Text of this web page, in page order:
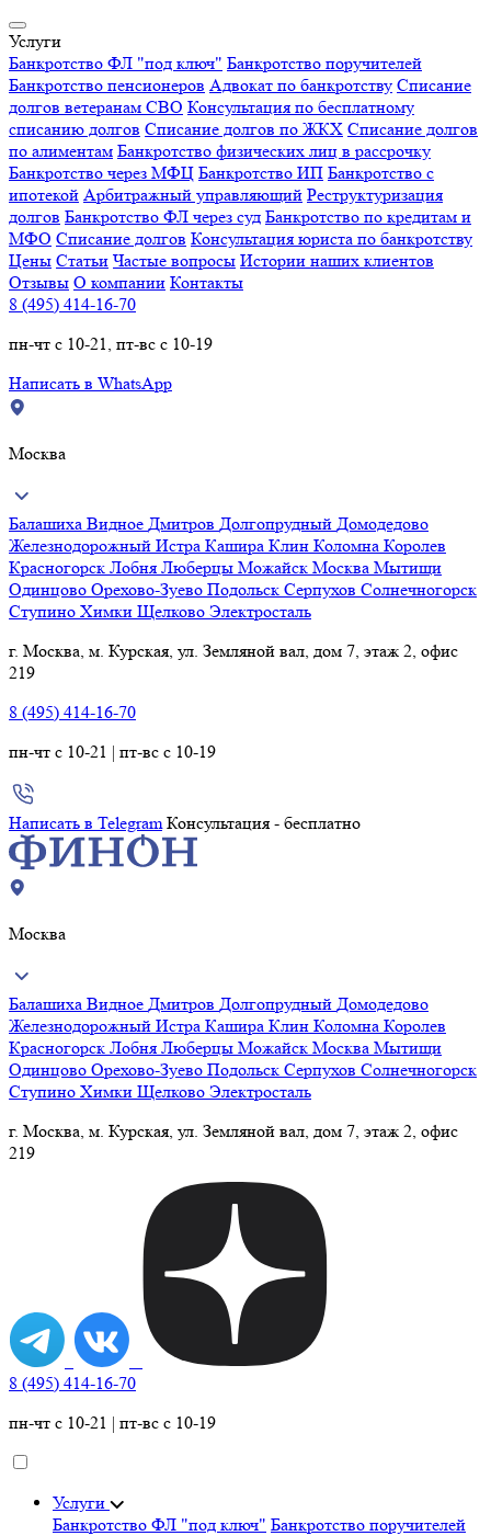
Услуги
Банкротство ФЛ "под ключ" Банкротство поручителей
Банкротство пенсионеров Адвокат по банкротству Списание
долгов ветеранам СВО Консультация по бесплатному
списанию долгов Списание долгов по ЖКХ Списание долгов
по алиментам Банкротство физических лиц в рассрочку
Банкротство через МФЦ Банкротство ИП Банкротство с
ипотекой Арбитражный управляющий Реструктуризация
долгов Банкротство ФЛ через суд Банкротство по кредитам и
МФО Списание долгов Консультация юриста по банкротству
Цены Статьи Частые вопросы Истории наших клиентов
Отзывы О компании Контакты
8 (495) 414-16-70
пн-чт с 10-21, пт-вс с 10-19
Написать в WhatsApp
Москва
Балашиха Видное Дмитров Долгопрудный Домодедово
Железнодорожный Истра Кашира Клин Коломна Королев
Красногорск Лобня Люберцы Можайск Москва Мытищи
Одинцово Орехово-Зуево Подольск Серпухов Солнечногорск
Ступино Химки Щелково Электросталь
г. Москва, м. Курская, ул. Земляной вал, дом 7, этаж 2, офис
219
8 (495) 414-16-70
пн-чт с 10-21 | пт-вс с 10-19
Написать в Telegram Консультация - бесплатно
Москва
Балашиха Видное Дмитров Долгопрудный Домодедово
Железнодорожный Истра Кашира Клин Коломна Королев
Красногорск Лобня Люберцы Можайск Москва Мытищи
Одинцово Орехово-Зуево Подольск Серпухов Солнечногорск
Ступино Химки Щелково Электросталь
г. Москва, м. Курская, ул. Земляной вал, дом 7, этаж 2, офис
219
8 (495) 414-16-70
пн-чт с 10-21 | пт-вс с 10-19
Услуги
Банкротство ФЛ "под ключ" Банкротство поручителей